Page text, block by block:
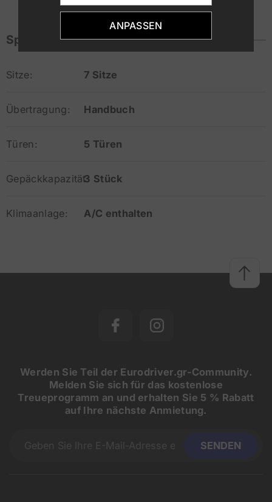
ANPASSEN
Spezifikationen
Sitze: 7 Sitze
Übertragung: Handbuch
Türen: 5 Türen
Gepäckkapazität:3 Stück
Klimaanlage: A/C enthalten
Werden Sie Teil der Eurodriver.gr-Community.
Melden Sie sich für das kostenlose
Treueprogramm an und erhalten Sie 5 % Rabatt
auf Ihre nächste Anmietung.